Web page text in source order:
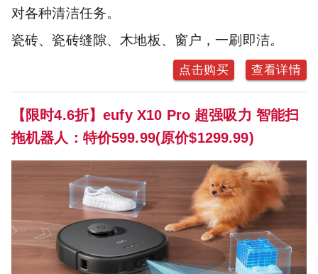
对各种清洁任务。
瓷砖、瓷砖缝隙、木地板、窗户，一刷即洁。
点击购买 查看详情
【限时4.6折】eufy X10 Pro 超强吸力 智能扫
拖机器人：特价599.99(原价$1299.99)